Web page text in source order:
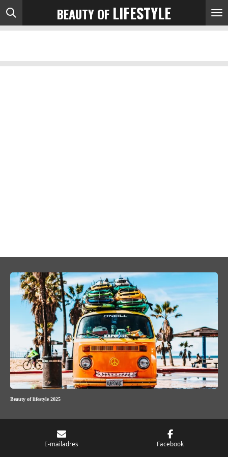
Ga
direct
hoofdinhoud
BEAUTY OF LIFESTYLE
Beauty of lifestyle 2025
E-mailadres Facebook